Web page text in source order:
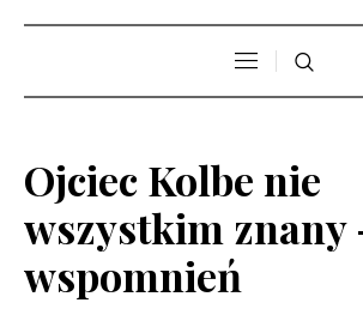
Ojciec Kolbe nie
wszystkim znany
wspomnień